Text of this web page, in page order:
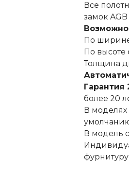
Все
замок
По
По
Толщина
Гарантия
более 20
В
В модель
фурнитуру.